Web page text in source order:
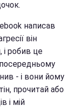
написав
він
і робив це
- і вони йому
прочитай або
і мій